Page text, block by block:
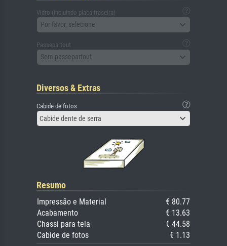
Vidro (incluindo placa traseira)
Por favor, selecione
Passepartout
Sem passepartout
Diversos & Extras
Cabide de fotos
Cabide dente de serra
Resumo
Impressão e Material
€ 80.77
Acabamento
€ 13.63
Chassi para tela
€ 44.58
Cabide de fotos
€ 1.13